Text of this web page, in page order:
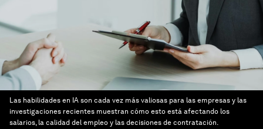
Las habilidades en IA son cada vez más valiosas para las empresas y las
investigaciones recientes muestran cómo esto está afectando los
salarios, la calidad del empleo y las decisiones de contratación.